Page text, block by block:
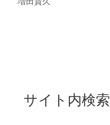
サイト内検索